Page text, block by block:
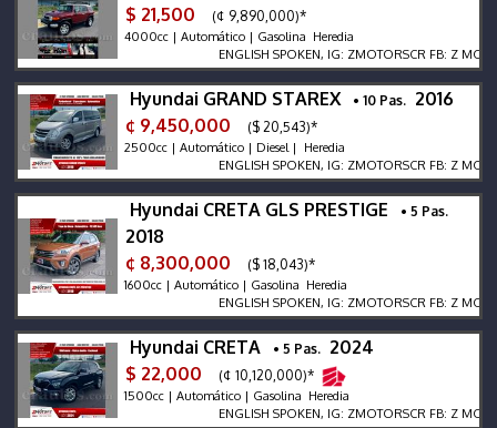
$ 21,500
(¢ 9,890,000)*
4000cc | Automático | Gasolina Heredia
ENGLISH SPOKEN, IG: ZMOTORSCR FB: Z
Hyundai GRAND STAREX • 10 Pas. 2016
¢ 9,450,000
($ 20,543)*
2500cc | Automático | Diesel | Heredia
ENGLISH SPOKEN, IG: ZMOTORSCR FB: Z
Hyundai CRETA GLS PRESTIGE • 5 Pas.
2018
¢ 8,300,000
($ 18,043)*
1600cc | Automático | Gasolina Heredia
ENGLISH SPOKEN, IG: ZMOTORSCR FB: Z
Hyundai CRETA • 5 Pas. 2024
$ 22,000
(¢ 10,120,000)*
1500cc | Automático | Gasolina Heredia
ENGLISH SPOKEN, IG: ZMOTORSCR FB: Z